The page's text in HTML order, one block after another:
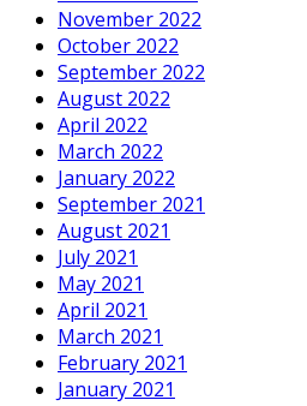
November 2022
October 2022
September 2022
August 2022
April 2022
March 2022
January 2022
September 2021
August 2021
July 2021
May 2021
April 2021
March 2021
February 2021
January 2021